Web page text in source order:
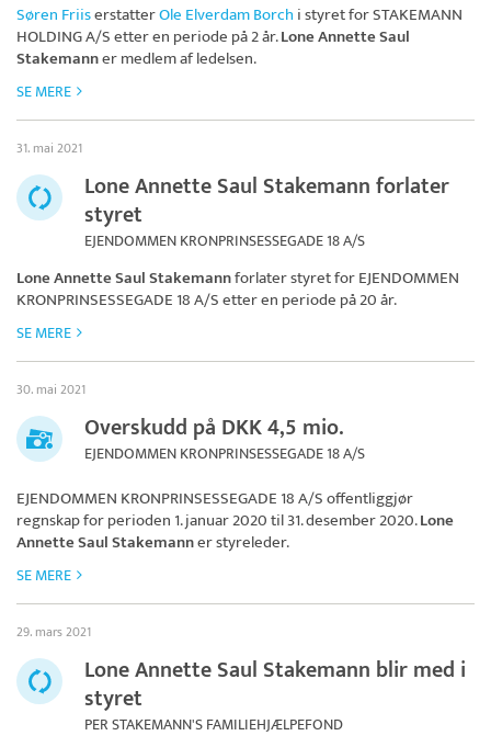
Søren FriiserstatterOle Elverdam Borch i styret forSTAKEMANN
HOLDING A/Setter en periode på 2 år.Lone Annette Saul
Stakemanner medlem af ledelsen.
SE MERE
31. mai 2021
Lone Annette Saul Stakemann forlater
styret
EJENDOMMEN KRONPRINSESSEGADE 18 A/S
Lone Annette Saul Stakemannforlater styret forEJENDOMMEN
KRONPRINSESSEGADE 18 A/Setter en periode på 20 år.
SE MERE
30. mai 2021
Overskudd på DKK 4,5 mio.
EJENDOMMEN KRONPRINSESSEGADE 18 A/S
EJENDOMMEN KRONPRINSESSEGADE 18 A/Soffentliggjør
regnskap for perioden 1. januar 2020 til 31. desember 2020.Lone
Annette Saul Stakemanner styreleder.
SE MERE
29. mars 2021
Lone Annette Saul Stakemann blir med i
styret
PER STAKEMANN'S FAMILIEHJÆLPEFOND